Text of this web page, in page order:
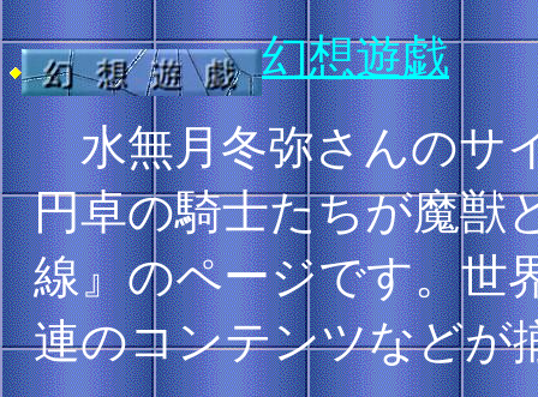
幻想遊戯
水無月冬弥さんのサ
円卓の騎士たちが魔獣
線』のページです。世
連のコンテンツなどが